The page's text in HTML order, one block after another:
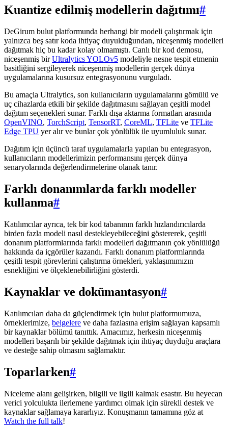
Kuantize edilmiş modellerin dağıtımı#
DeGirum bulut platformunda herhangi bir modeli çalıştırmak için
yalnızca beş satır koda ihtiyaç duyulduğundan, niceşenmiş modelleri
dağıtmak hiç bu kadar kolay olmamıştı. Canlı bir kod demosu,
niceşenmiş birUltralytics YOLOv5 modeliyle nesne tespit etmenin
basitliğini sergileyerek niceşenmiş modellerin gerçek dünya
uygulamalarına kusursuz entegrasyonunu vurguladı.
Bu amaçla Ultralytics, son kullanıcıların uygulamalarını gömülü ve
uç cihazlarda etkili bir şekilde dağıtmasını sağlayan çeşitli model
dağıtım seçenekleri sunar. Farklı dışa aktarma formatları arasında
OpenVINO, TorchScript, TensorRT, CoreML, TFLite ve TFLite
Edge TPU yer alır ve bunlar çok yönlülük ile uyumluluk sunar.
Dağıtım için üçüncü taraf uygulamalarla yapılan bu entegrasyon,
kullanıcıların modellerimizin performansını gerçek dünya
senaryolarında değerlendirmelerine olanak tanır.
Farklı donanımlarda farklı modeller
kullanma#
Katılımcılar ayrıca, tek bir kod tabanının farklı hızlandırıcılarda
birden fazla modeli nasıl destekleyebileceğini göstererek, çeşitli
donanım platformlarında farklı modelleri dağıtmanın çok yönlülüğü
hakkında da içgörüler kazandı. Farklı donanım platformlarında
çeşitli tespit görevlerini çalıştırma örnekleri, yaklaşımımızın
esnekliğini ve ölçeklenebilirliğini gösterdi.
Kaynaklar ve dokümantasyon#
Katılımcıları daha da güçlendirmek için bulut platformumuza,
örneklerimize, belgelere ve daha fazlasına erişim sağlayan kapsamlı
bir kaynaklar bölümü tanıttık. Amacımız, herkesin niceşenmiş
modelleri başarılı bir şekilde dağıtmak için ihtiyaç duyduğu araçlara
ve desteğe sahip olmasını sağlamaktır.
Toparlarken#
Niceleme alanı gelişirken, bilgili ve ilgili kalmak esastır. Bu heyecan
verici yolculukta ilerlemene yardımcı olmak için sürekli destek ve
kaynaklar sağlamaya kararlıyız. Konuşmanın tamamına göz at
Watch the full talk!